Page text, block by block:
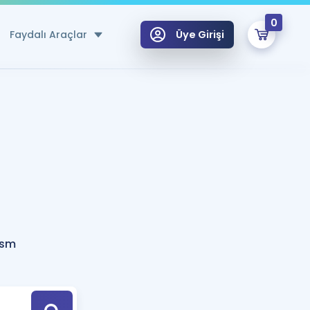
Faydalı Araçlar
Hesaplama Aracı
için Öneriler
Tek Takvimde
Üye Girişi
0
Hoca ile seni sınava hazırlayacak onlarca eğitim seni bekliyor!